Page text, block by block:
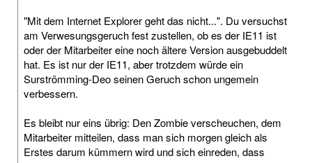
"Mit dem Internet Explorer geht das nicht...". Du versuchst
am Verwesungsgeruch fest zustellen, ob es der IE11 ist
oder der Mitarbeiter eine noch ältere Version ausgebuddelt
hat. Es ist nur der IE11, aber trotzdem würde ein
Surströmming-Deo seinen Geruch schon ungemein
verbessern.
Es bleibt nur eins übrig: Den Zombie verscheuchen, dem
Mitarbeiter mitteilen, dass man sich morgen gleich als
Erstes darum kümmern wird und sich einreden, dass